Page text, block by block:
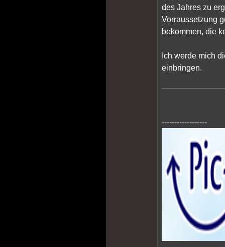
des Jahres zu
Vorraussetzung
bekommen, die
Ich werde mich
einbringen.
------------------